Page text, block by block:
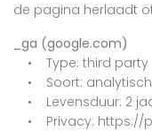
de pagina herlaadt
_ga (google.com)
• Type: third party
• Soort:
• Levensduur: 2
• Privacy: https://